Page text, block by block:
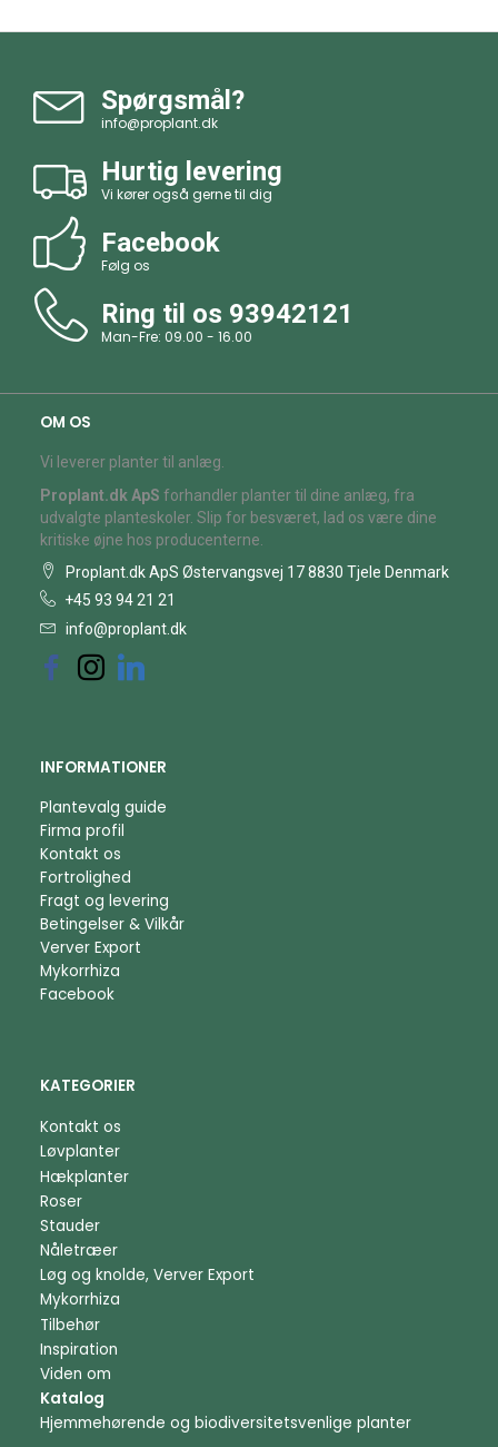
Spørgsmål?
info@proplant.dk
Hurtig levering
Vi kører også gerne til dig
Facebook
Følg os
Ring til os 93942121
Man-Fre: 09.00 - 16.00
OM OS
Vi leverer planter til anlæg.
Proplant.dk ApS forhandler planter til dine anlæg, fra
udvalgte planteskoler. Slip for besværet, lad os være dine
kritiske øjne hos producenterne.
Proplant.dk ApS Østervangsvej 17 8830 Tjele Denmark
+45 93 94 21 21
info@proplant.dk
INFORMATIONER
Plantevalg guide
Firma profil
Kontakt os
Fortrolighed
Fragt og levering
Betingelser & Vilkår
Verver Export
Mykorrhiza
Facebook
KATEGORIER
Kontakt os
Løvplanter
Hækplanter
Roser
Stauder
Nåletræer
Løg og knolde, Verver Export
Mykorrhiza
Tilbehør
Inspiration
Viden om
Katalog
Hjemmehørende og biodiversitetsvenlige planter